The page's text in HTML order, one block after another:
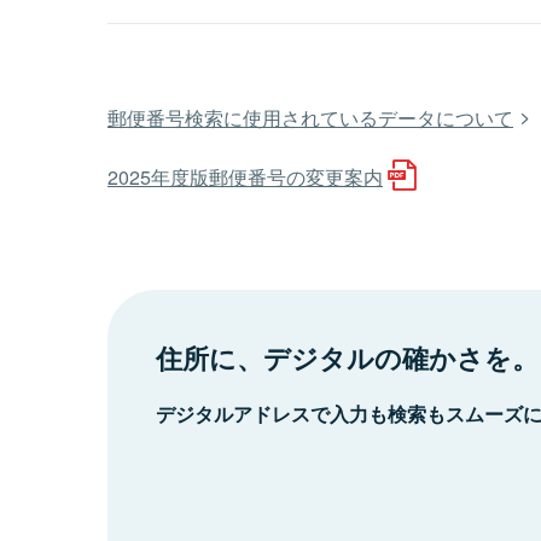
郵便番号検索に使用されているデータについて
2025年度版郵便番号の変更案内
住所に、デジタルの確かさを。
デジタルアドレスで入力も検索もスムーズ